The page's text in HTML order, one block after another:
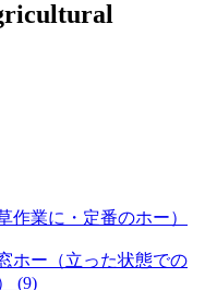
作業に・定番のホー）
ホー（立った状態での
(9)